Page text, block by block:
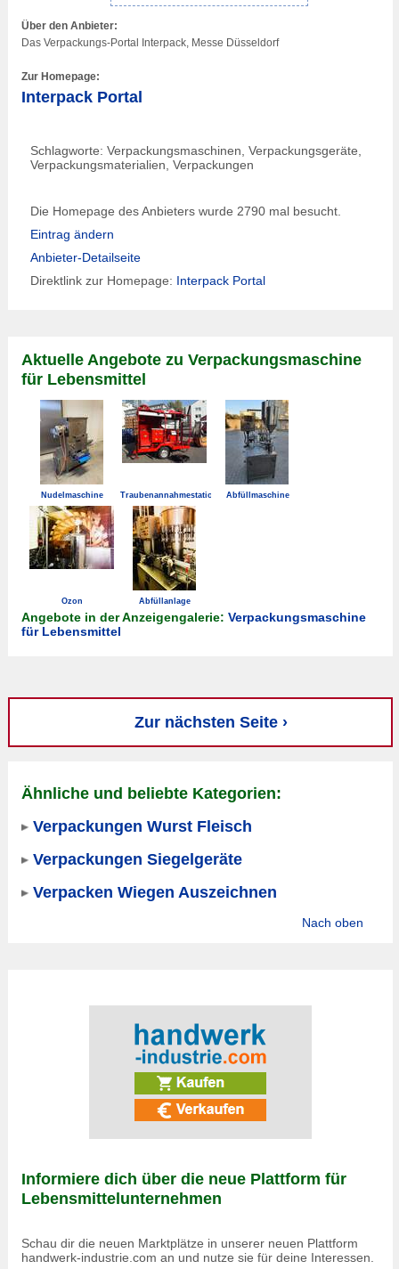
Über den Anbieter:
Das Verpackungs-Portal Interpack, Messe Düsseldorf
Zur Homepage:
Interpack Portal
Schlagworte: Verpackungsmaschinen, Verpackungsgeräte,
Verpackungsmaterialien, Verpackungen
Die Homepage des Anbieters wurde 2790 mal besucht.
Eintrag ändern
Anbieter-Detailseite
Direktlink zur Homepage: Interpack Portal
Aktuelle Angebote zu Verpackungsmaschine
für Lebensmittel
Nudelmaschine Traubenannahmestation Abfüllmaschine
Ozon Abfüllanlage
Angebote in der Anzeigengalerie: Verpackungsmaschine
für Lebensmittel
Zur nächsten Seite ›
Ähnliche und beliebte Kategorien:
Verpackungen Wurst Fleisch
Verpackungen Siegelgeräte
Verpacken Wiegen Auszeichnen
Nach oben
Informiere dich über die neue Plattform für
Lebensmittelunternehmen
Schau dir die neuen Marktplätze in unserer neuen Plattform
handwerk-industrie.com an und nutze sie für deine Interessen.